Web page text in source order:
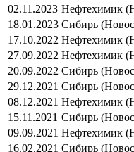
02.11.2023 Нефтехимик
18.01.2023 Сибирь
17.10.2022 Нефтехимик
27.09.2022 Нефтехимик
20.09.2022 Сибирь
29.12.2021 Сибирь
08.12.2021 Нефтехимик
15.11.2021 Сибирь
09.09.2021 Нефтехимик
16.02.2021 Сибирь